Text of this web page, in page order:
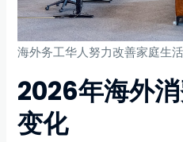
海外务工华人努力改善家庭生活
2026年海外
变化